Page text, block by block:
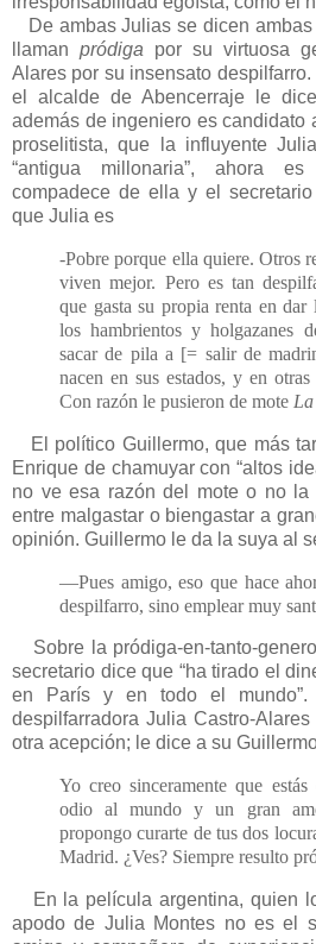
De ambas Julias se dicen ambas
llaman pródiga por su virtuosa
Alares por su insensato
el alcalde de Abencerraje le
además de ingeniero es candidato
proselitista, que la influyente
“antigua millonaria”, ahora
compadece de ella y el
que Julia es
-Pobre porque ella quiere. Otros
viven mejor. Pero es tan
que gasta su propia renta en dar
los hambrientos y holgazanes
sacar de pila a [= salir de
nacen en sus estados, y en
Con razón le pusieron de mote
El político Guillermo, que más
Enrique de chamuyar con “altos
no ve esa razón del mote o no la
entre malgastar o biengastar a
opinión. Guillermo le da la suya al
—Pues amigo, eso que hace
despilfarro, sino emplear muy
Sobre la pródiga-en-tanto-
secretario dice que “ha tirado el
en París y en todo el mundo”.
despilfarradora Julia Castro-
otra acepción; le dice a su
Yo creo sinceramente que
odio al mundo y un gran
propongo curarte de tus dos
Madrid. ¿Ves? Siempre resulto
En la película argentina, quien
apodo de Julia Montes no es el